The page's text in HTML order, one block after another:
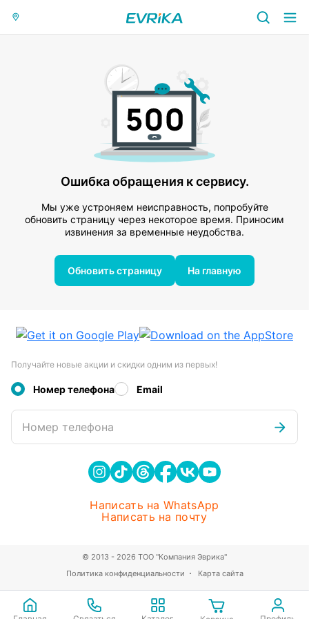
Ошибка обращения к сервису.
Мы уже устроняем неисправность, попробуйте
обновить страницу через некоторое время. Приносим
извинения за временные неудобства.
Обновить страницу На главную
Получайте новые акции и скидки одним из первых!
Номер телефона Email
Номер телефона
Написать на WhatsApp
Написать на почту
Политика конфиденциальности Карта сайта
© 2013 - 2026 ТОО "Компания Эврика"